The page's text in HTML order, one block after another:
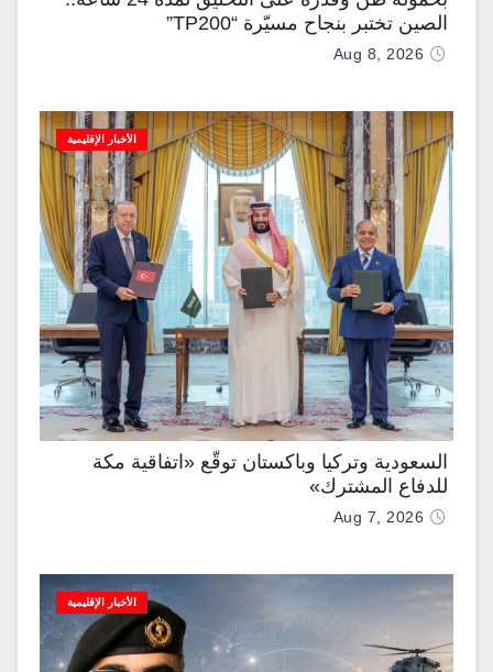
الصين تختبر بنجاح مسيّرة “TP200”
Aug 8, 2026
الأخبار الإقليمية
السعودية وتركيا وباكستان توقّع «اتفاقية مكة
للدفاع المشترك»
Aug 7, 2026
الأخبار الإقليمية